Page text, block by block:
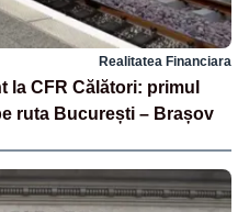
Realitatea Financiara
la CFR Călători: primul
ruta București – Brașov